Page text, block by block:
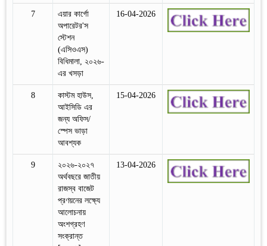
7
এয়ার কার্গো
অপারেটর'স
স্টেশন
(এসিওএস)
বিধিমালা, ২০২৬-
এর খসড়া
16-04-2026
8
কাস্টম হাউস,
আইসিডি এর
জন্য অফিস/
স্পেস ভাড়া
আবশ্যক
15-04-2026
9
২০২৬-২০২৭
অর্থবছরে জাতীয়
রাজস্ব বাজেট
প্রণয়নের লক্ষ্যে
আলোচনায়
অংশগ্রহণ
সংক্রান্ত
13-04-2026